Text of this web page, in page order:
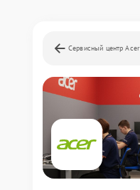
Сервисный центр Acer